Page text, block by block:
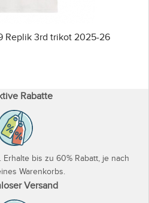
Replik 3rd trikot 2025-26
Rabatte
bis zu 60% Rabatt, je nach
Warenkorbs.
Versand